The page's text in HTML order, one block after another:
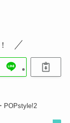
POPstyle!2